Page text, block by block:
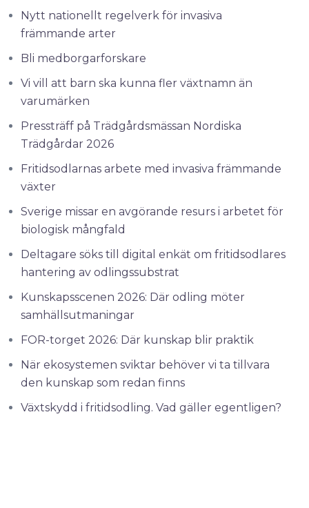
Nytt nationellt regelverk för invasiva
främmande arter
Bli medborgarforskare
Vi vill att barn ska kunna fler växtnamn än
varumärken
Pressträff på Trädgårdsmässan Nordiska
Trädgårdar 2026
Fritidsodlarnas arbete med invasiva främmande
växter
Sverige missar en avgörande resurs i arbetet för
biologisk mångfald
Deltagare söks till digital enkät om fritidsodlares
hantering av odlingssubstrat
Kunskapsscenen 2026: Där odling möter
samhällsutmaningar
FOR-torget 2026: Där kunskap blir praktik
När ekosystemen sviktar behöver vi ta tillvara
den kunskap som redan finns
Växtskydd i fritidsodling. Vad gäller egentligen?